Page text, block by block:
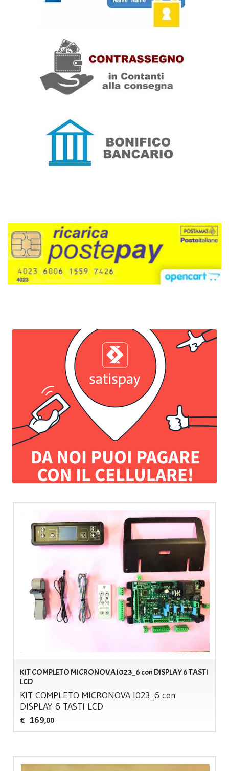
KIT COMPLETO MICRONOVA I023_6 con DISPLAY 6 TASTI
LCD
KIT COMPLETO MICRONOVAI023_6 con
DISPLAY6 TASTI LCD
€ 169,00